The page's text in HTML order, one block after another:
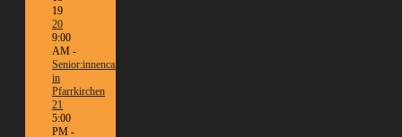
19
20
9:00
AM -
Senior:innencafé
in
Pfarrkirchen
21
5:00
PM -